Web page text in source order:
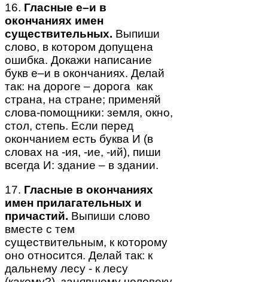
16. Гласные е–и в
окончаниях имен
существительных. Выпиши
слово, в котором допущена
ошибка. Докажи написание
букв е–и в окончаниях. Делай
так: на дороге – дорога как
страна, на стране; применяй
слова-помощники: земля, окно,
стол, степь. Если перед
окончанием есть буква И (в
словах на -ия, -ие, -ий), пиши
всегда И: здание – в здании.
17. Гласные в окончаниях
имен прилагательных и
причастий. Выпиши слово
вместе с тем
существительным, к которому
оно относится. Делай так: к
дальнему лесу - к лесу